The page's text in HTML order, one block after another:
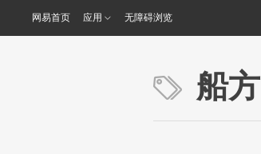
网易首页 应用 无障碍浏览
船方